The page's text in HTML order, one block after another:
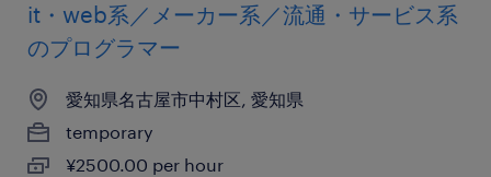
it・web系／メーカー系／流通・サービス系
のプログラマー
愛知県名古屋市中村区, 愛知県
temporary
¥2500.00 per hour